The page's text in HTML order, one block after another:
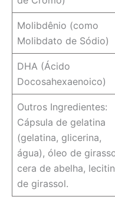
Molibdênio (como
Molibdato de Sódio)
DHA (Ácido
Docosahexaenoico)
Outros Ingredientes:
Cápsula de gelatina
(gelatina, glicerina,
água), óleo de
cera de abelha,
de girassol.